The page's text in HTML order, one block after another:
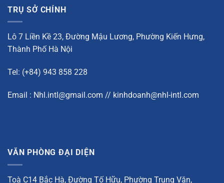
TRỤ SỞ CHÍNH
Lô 7 Liền Kề 23, Đường Mậu Lương, Phường Kiến Hưng,
Thành Phố Hà Nội
Tel: (+84) 943 858 228
Email : Nhl.intl@gmail.com // kinhdoanh@nhl-intl.com
VĂN PHÒNG ĐẠI DIỆN
Toà C14 Bắc Hà, Đường Tố Hữu, Phường Trung Văn,